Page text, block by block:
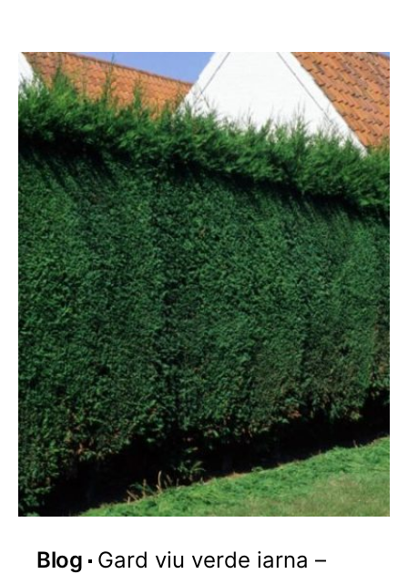
Blog Gard viu verde iarna –